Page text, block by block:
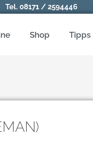
Tel. 08171 / 2594446
Shop Tipps